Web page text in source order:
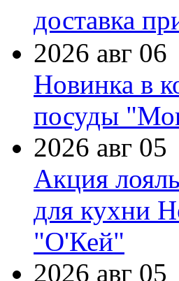
доставка
2026 авг 06
Новинка в
посуды
2026 авг 05
Акция
для кухни
"О'Кей"
2026 авг 05